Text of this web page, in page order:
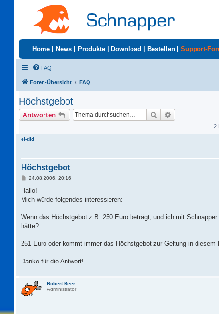
Home News Produkte Download Bestellen Support-
FAQ
Foren-Übersicht FAQ
Höchstgebot
Antworten Suche
2
el-did
Höchstgebot
B
i
r
24.08.2006, 20:16
Hallo!
Mich würde folgendes interessieren:
Wenn das Höchstgebot z.B. 250 Euro beträgt, und ich mit
hätte?
251 Euro oder kommt immer das Höchstgebot zur Geltung in diesem
Danke für die Antwort!
Robert Beer
Administrator